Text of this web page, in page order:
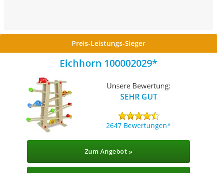
Preis-Leistungs-Sieger
Eichhorn 100002029
Unsere Bewertung:
SEHR GUT
2647 Bewertungen
Zum Angebot »